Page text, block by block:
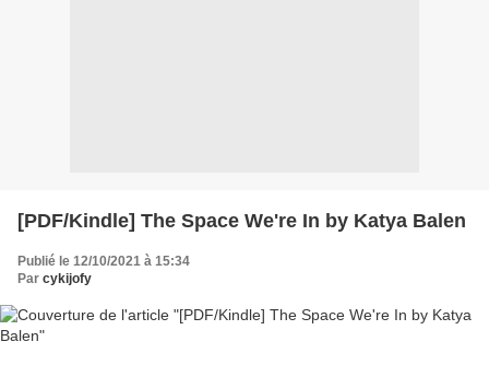
[PDF/Kindle] The Space We're In by Katya Balen
Publié le 12/10/2021 à 15:34
Par cykijofy